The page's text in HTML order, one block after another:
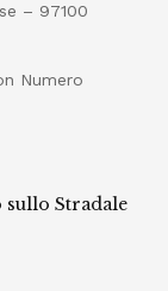
– 97100
Numero
sullo Stradale